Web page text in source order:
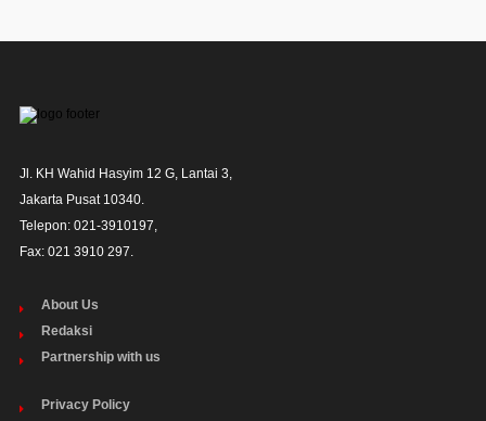
Jl. KH Wahid Hasyim 12 G, Lantai 3,
Jakarta Pusat 10340.
Telepon: 021-3910197,
Fax: 021 3910 297.
About Us
Redaksi
Partnership with us
Privacy Policy